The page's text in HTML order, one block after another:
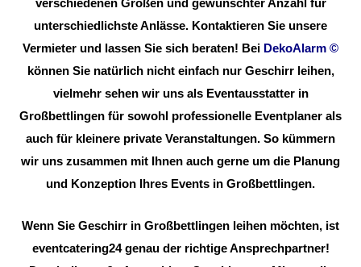
verschiedenen Größen und gewünschter Anzahl für
unterschiedlichste Anlässe. Kontaktieren Sie unsere
Vermieter und lassen Sie sich beraten! Bei DekoAlarm ©
können Sie natürlich nicht einfach nur Geschirr leihen,
vielmehr sehen wir uns als Eventausstatter in
Großbettlingen für sowohl professionelle Eventplaner als
auch für kleinere private Veranstaltungen. So kümmern
wir uns zusammen mit Ihnen auch gerne um die Planung
und Konzeption Ihres Events in Großbettlingen.
Wenn Sie Geschirr in Großbettlingen leihen möchten, ist
eventcatering24 genau der richtige Ansprechpartner!